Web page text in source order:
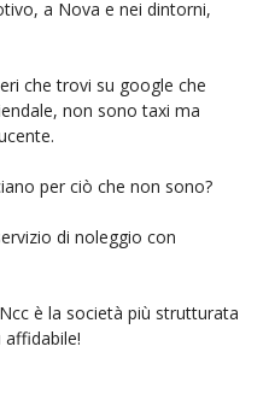
a Nova e nei dintorni,
che trovi su google che
non sono taxi ma
per ciò che non sono?
di noleggio con
è la società più strutturata